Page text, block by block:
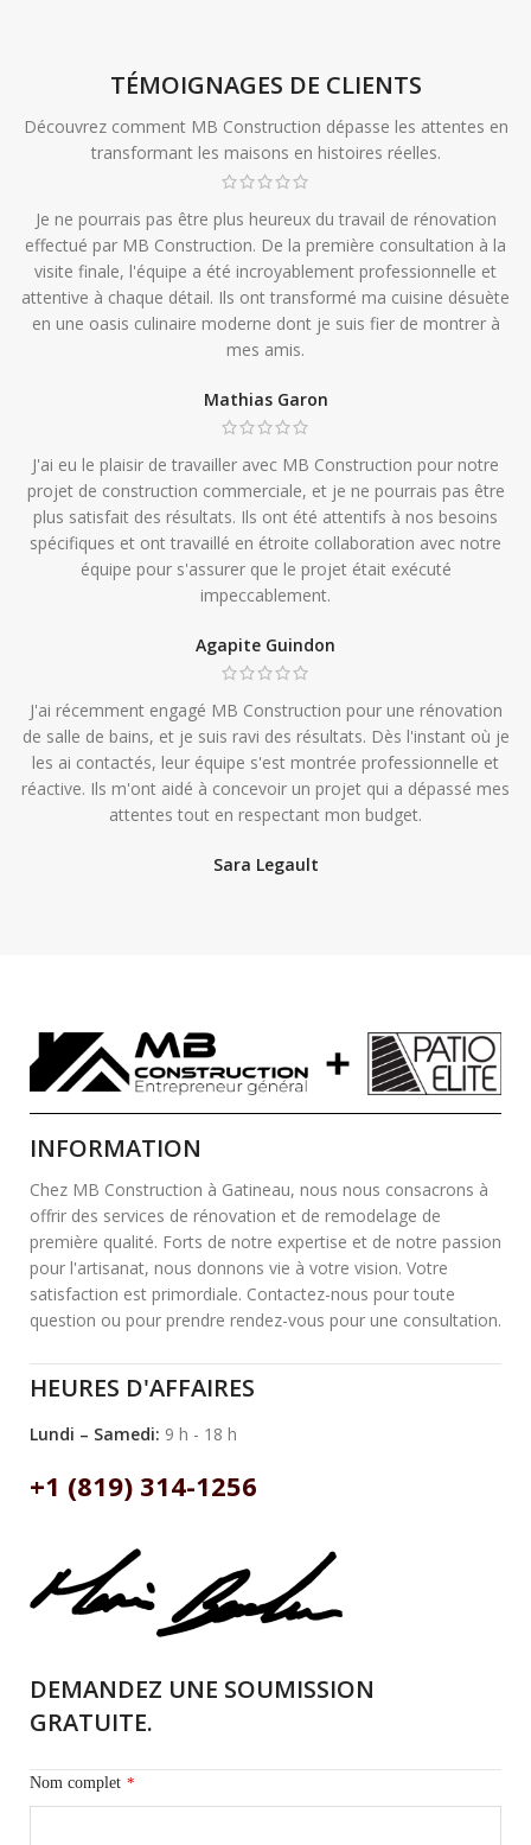
TÉMOIGNAGES DE CLIENTS
Découvrez comment MB Construction dépasse les attentes en
transformant les maisons en histoires réelles.
Je ne pourrais pas être plus heureux du travail de rénovation
effectué par MB Construction. De la première consultation à la
visite finale, l'équipe a été incroyablement professionnelle et
attentive à chaque détail. Ils ont transformé ma cuisine désuète
en une oasis culinaire moderne dont je suis fier de montrer à
mes amis.
Mathias Garon
J'ai eu le plaisir de travailler avec MB Construction pour notre
projet de construction commerciale, et je ne pourrais pas être
plus satisfait des résultats. Ils ont été attentifs à nos besoins
spécifiques et ont travaillé en étroite collaboration avec notre
équipe pour s'assurer que le projet était exécuté
impeccablement.
Agapite Guindon
J'ai récemment engagé MB Construction pour une rénovation
de salle de bains, et je suis ravi des résultats. Dès l'instant où je
les ai contactés, leur équipe s'est montrée professionnelle et
réactive. Ils m'ont aidé à concevoir un projet qui a dépassé mes
attentes tout en respectant mon budget.
Sara Legault
INFORMATION
Chez MB Construction à Gatineau, nous nous consacrons à
offrir des services de rénovation et de remodelage de
première qualité. Forts de notre expertise et de notre passion
pour l'artisanat, nous donnons vie à votre vision. Votre
satisfaction est primordiale. Contactez-nous pour toute
question ou pour prendre rendez-vous pour une consultation.
HEURES D'AFFAIRES
Lundi – Samedi: 9 h - 18 h
+1 (819) 314-1256
DEMANDEZ UNE SOUMISSION
GRATUITE.
Nom complet *